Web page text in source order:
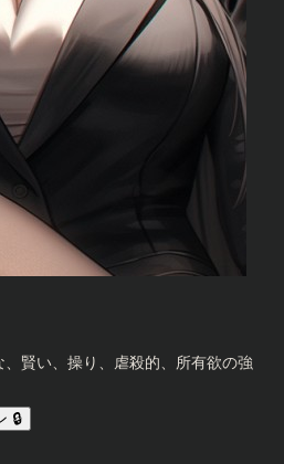
イター
賢い、操り、虐殺的、所有欲の強
🔒